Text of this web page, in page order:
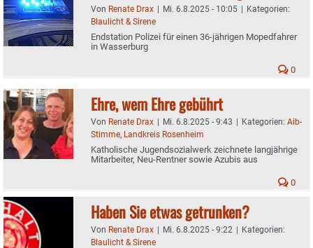
Von Renate Drax | Mi. 6.8.2025 - 10:05 | Kategorien:
Blaulicht & Sirene
Endstation Polizei für einen 36-jährigen Mopedfahrer
in Wasserburg
0
Ehre, wem Ehre gebührt
Von Renate Drax | Mi. 6.8.2025 - 9:43 | Kategorien: Aib-
Stimme, Landkreis Rosenheim
Katholische Jugendsozialwerk zeichnete langjährige
Mitarbeiter, Neu-Rentner sowie Azubis aus
0
Haben Sie etwas getrunken?
Von Renate Drax | Mi. 6.8.2025 - 9:22 | Kategorien:
Blaulicht & Sirene